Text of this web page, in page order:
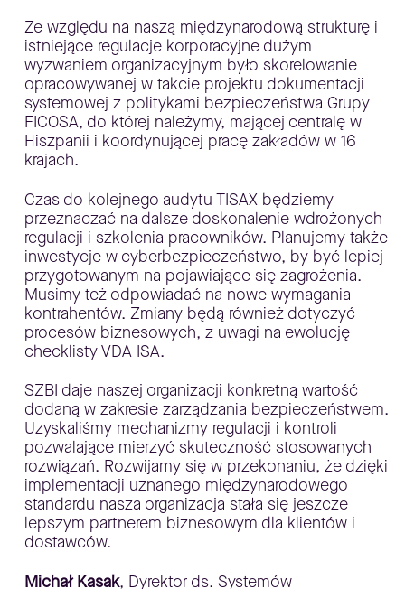
Ze względu na naszą międzynarodową strukturę i
istniejące regulacje korporacyjne dużym
wyzwaniem organizacyjnym było skorelowanie
opracowywanej w takcie projektu dokumentacji
systemowej z politykami bezpieczeństwa Grupy
FICOSA, do której należymy, mającej centralę w
Hiszpanii i koordynującej pracę zakładów w 16
krajach.
Czas do kolejnego audytu TISAX będziemy
przeznaczać na dalsze doskonalenie wdrożonych
regulacji i szkolenia pracowników. Planujemy także
inwestycje w cyberbezpieczeństwo, by być lepiej
przygotowanym na pojawiające się zagrożenia.
Musimy też odpowiadać na nowe wymagania
kontrahentów. Zmiany będą również dotyczyć
procesów biznesowych, z uwagi na ewolucję
checklisty VDA ISA.
SZBI daje naszej organizacji konkretną wartość
dodaną w zakresie zarządzania bezpieczeństwem.
Uzyskaliśmy mechanizmy regulacji i kontroli
pozwalające mierzyć skuteczność stosowanych
rozwiązań. Rozwijamy się w przekonaniu, że dzięki
implementacji uznanego międzynarodowego
standardu nasza organizacja stała się jeszcze
lepszym partnerem biznesowym dla klientów i
dostawców.
Michał Kasak, Dyrektor ds. Systemów